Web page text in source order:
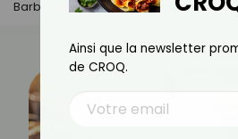
Barbecue : 10 Bombes Caloriques À
Ainsi que la newsletter
de CROQ.